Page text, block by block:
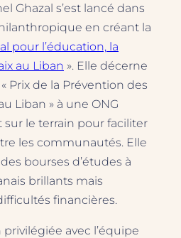
Ghazal s’est lancé dans
en créant la
pour l’éducation, la
au Liban ». Elle décerne
Prix de la Prévention des
Liban » à une ONG
sur le terrain pour faciliter
les communautés. Elle
bourses d’études à
brillants mais
financières.
privilégiée avec l’équipe